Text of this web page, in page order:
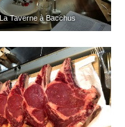
Taverne à Bacchus